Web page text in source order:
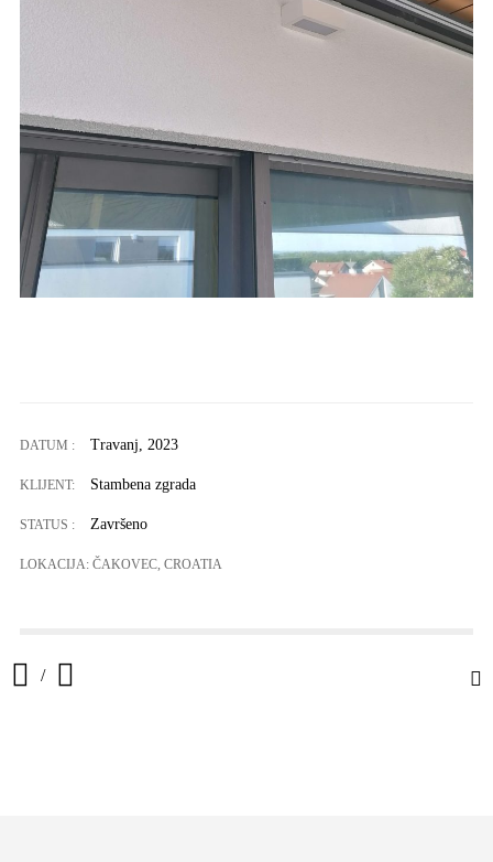
DATUM : Travanj, 2023
KLIJENT: Stambena zgrada
STATUS : Završeno
LOKACIJA: ČAKOVEC, CROATIA
/